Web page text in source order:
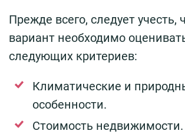
Прежде всего, следует учесть,
вариант необходимо
следующих критериев:
Климатические и
особенности.
Стоимость недвижимости.